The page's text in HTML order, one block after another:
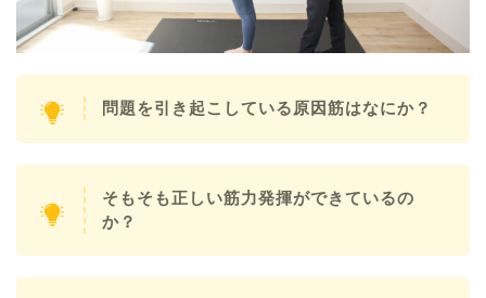
問題を引き起こしている原因筋はなにか？
そもそも正しい筋力発揮ができているの
か？